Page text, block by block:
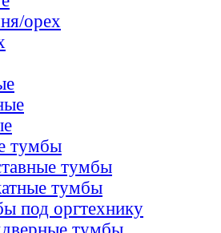
орех
тумбы
тумбы
тумбы
под оргтехнику